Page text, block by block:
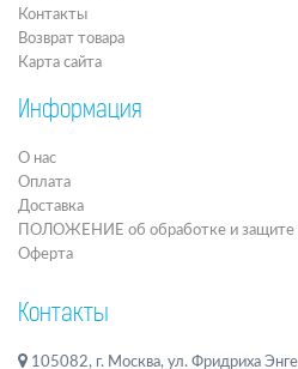
Контакты
Возврат товара
Карта сайта
Информация
О нас
Оплата
Доставка
ПОЛОЖЕНИЕ об обработке и защите
Оферта
Контакты
105082, г. Москва, ул. Фридриха